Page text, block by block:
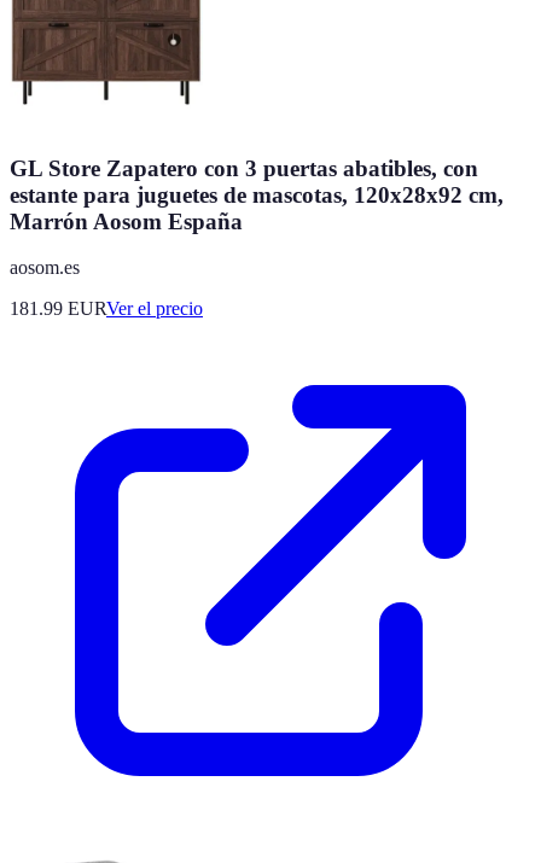
GL Store Zapatero con 3 puertas abatibles, con
estante para juguetes de mascotas, 120x28x92 cm,
Marrón Aosom España
aosom.es
181.99 EURVer el precio